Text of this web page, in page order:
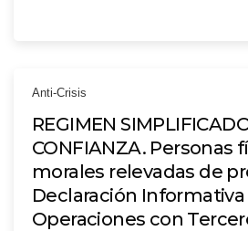
Anti-Crisis
REGIMEN
CONFIANZA. Personas
morales relevadas de
Declaración
Operaciones con